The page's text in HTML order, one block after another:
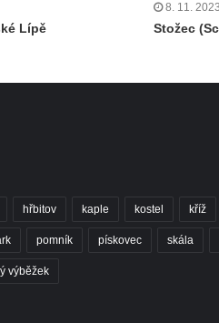
Lípě
8. 11. 2023
Stožec
hřbitov kaple kostel kříž
pomník pískovec skála
výběžek